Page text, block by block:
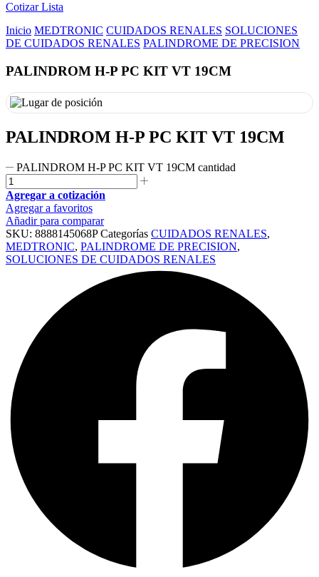
Cotizar Lista
Inicio MEDTRONIC CUIDADOS RENALES SOLUCIONES
DE CUIDADOS RENALES PALINDROME DE PRECISION
PALINDROM H-P PC KIT VT 19CM
PALINDROM H-P PC KIT VT 19CM
PALINDROM H-P PC KIT VT 19CM cantidad
Agregar a cotización
Agregar a favoritos
Añadir para comparar
SKU: 8888145068PCategorías CUIDADOS RENALES,
MEDTRONIC, PALINDROME DE PRECISION,
SOLUCIONES DE CUIDADOS RENALES